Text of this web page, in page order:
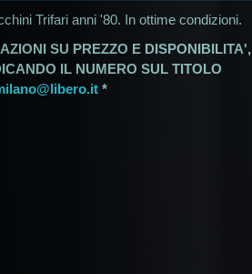
Trifari anni '80. In ottime condizioni.
SU PREZZO E DISPONIBILITA',
IL NUMERO SUL TITOLO
*